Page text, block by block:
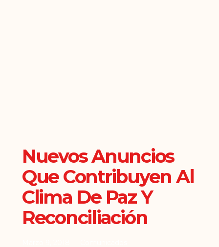
Nuevos Anuncios
Que Contribuyen Al
Clima De Paz Y
Reconciliación